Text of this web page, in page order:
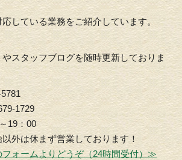
している業務をご紹介しています。
スタッフブログを随時更新しておりま
1729
19：00
外は休まず営業しております！
フォームよりどうぞ（24時間受付）≫